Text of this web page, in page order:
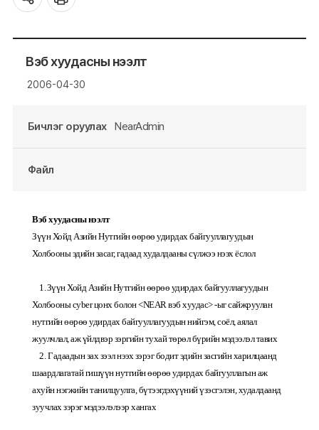
Вэб хуудасны нээлт
2006-04-30
Бичлэг оруулах NearAdmin
Файл
Вэб хуудасны нээлт
Зүүн Хойд Азийн Нутгийн өөрөө удирдах байгууллагуудын
Холбооны эдийн засаг, гадаад худалдааны сүлжээ нээх ёслол
1.Зүүн Хойд Азийн Нутгийн өөрөө удирдах байгууллагуудын
Холбооны cyber цонх болон <NEAR вэб хуудас> -ыг сайжруулан
нутгийн өөрөө удирдах байгууллагуудын нийгэм, соёл, аялал
жуулчлал, аж үйлдвэр зэргийн тухай төрөл бүрийн мэдээлэл тавих
2. Гадаадын зах зээл нээх зэрэг бодит эдийн засгийн харилцаанд
шаардлагатай гишүүн нутгийн өөрөө удирдах байгууллагын аж
ахуйн нэгжийн танилцуулга, бүтээгдэхүүний үзэсгэлэн, худалдаанд
зуучлах зэрэг мэдээлэлээр хангах